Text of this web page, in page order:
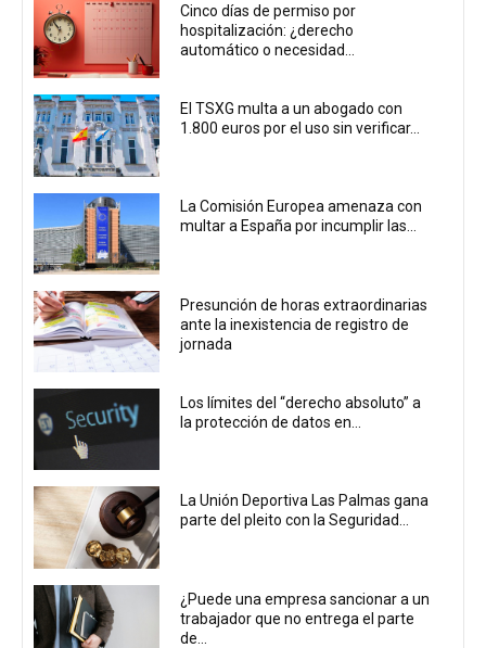
Cinco días de permiso por
hospitalización: ¿derecho
automático o necesidad...
El TSXG multa a un abogado con
1.800 euros por el uso sin verificar...
La Comisión Europea amenaza con
multar a España por incumplir las...
Presunción de horas extraordinarias
ante la inexistencia de registro de
jornada
Los límites del “derecho absoluto” a
la protección de datos en...
La Unión Deportiva Las Palmas gana
parte del pleito con la Seguridad...
¿Puede una empresa sancionar a un
trabajador que no entrega el parte
de...